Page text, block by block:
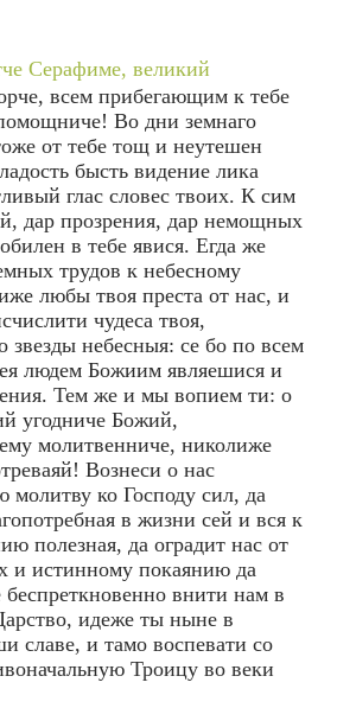
Серафиме, великий
всем прибегающим к тебе
Во дни земнаго
от тебе тощ и неутешен
бысть видение лика
глас словес твоих. К сим
дар прозрения, дар немощных
в тебе явися. Егда же
трудов к небесному
любы твоя преста от нас, и
чудеса твоя,
звезды небесныя: се бо по всем
людем Божиим являешися и
Тем же и мы вопием ти: о
угодниче Божий,
молитвенниче, николиже
Вознеси о нас
ко Господу сил, да
в жизни сей и вся к
полезная, да оградит нас от
и истинному покаянию да
внити нам в
идеже ты ныне в
славе, и тамо воспевати со
Троицу во веки